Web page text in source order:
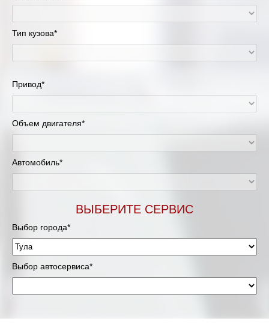
Тип кузова*
Привод*
Объем двигателя*
Автомобиль*
ВЫБЕРИТЕ СЕРВИС
Выбор города*
Выбор автосервиса*